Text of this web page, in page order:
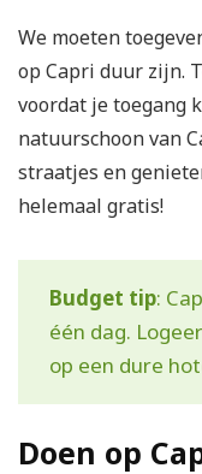
We moeten
op Capri duur zijn.
voordat je toegang
natuurschoon van
straatjes en
helemaal gratis!
Budget tip:
één dag.
op een dure
Doen op